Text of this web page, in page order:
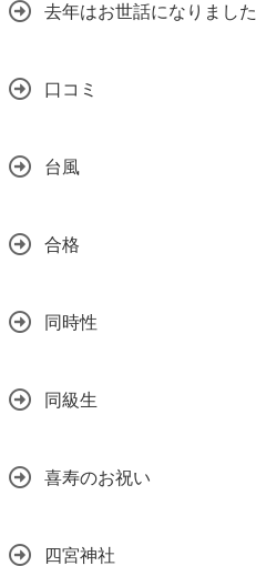
去年はお世話になりました
口コミ
台風
合格
同時性
同級生
喜寿のお祝い
四宮神社